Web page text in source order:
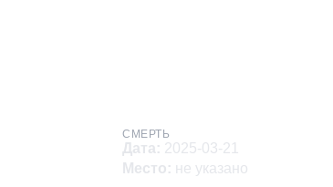
СМЕРТЬ
Дата: 2025-03-21
Место: не указано